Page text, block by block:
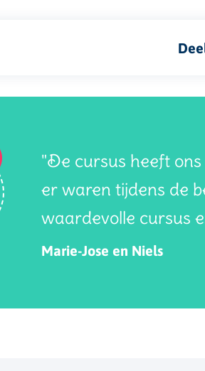
"De cursus heeft
er waren tijdens de
waardevolle cursus
Marie-Jose en Niels